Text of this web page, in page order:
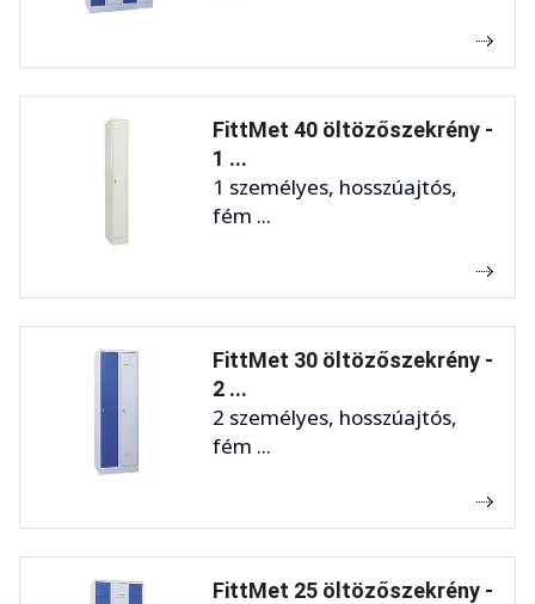
FittMet 40 öltözőszekrény -
1 ...
1 személyes, hosszúajtós,
fém ...
FittMet 30 öltözőszekrény -
2 ...
2 személyes, hosszúajtós,
fém ...
FittMet 25 öltözőszekrény -